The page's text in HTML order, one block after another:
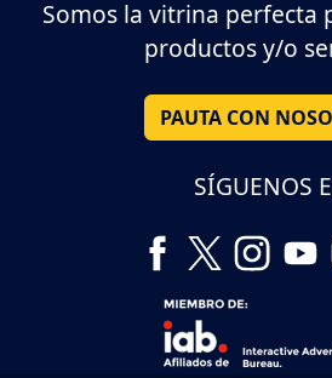
Somos la vitrina perfecta
productos y/o
PAUTA CON
SÍGUENOS